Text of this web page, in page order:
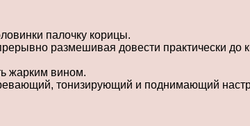
палочку корицы.
размешивая довести практически до
жарким вином.
тонизирующий и поднимающий